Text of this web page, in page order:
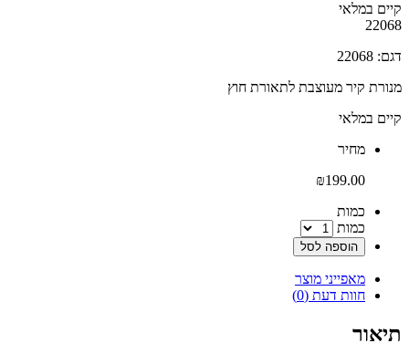
קיים במלאי‬
22068
דגם: 22068
מנורת קיר מעוצבת לתאורת חוץ
קיים במלאי
‫מחיר‬
₪199.00
‫כמות‬
כמות
הוספה לסל
מאפייני מוצר
חוות דעת (0)
תיאור